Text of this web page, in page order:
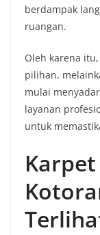
berdampak
ruangan.
Oleh karena
pilihan,
mulai
layanan
untuk